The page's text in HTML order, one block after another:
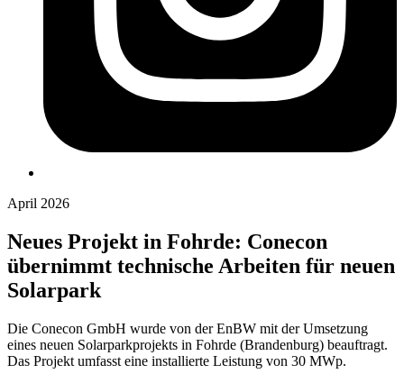
April 2026
Neues Projekt in Fohrde: Conecon
übernimmt technische Arbeiten für neuen
Solarpark
Die Conecon GmbH wurde von der EnBW mit der Umsetzung
eines neuen Solarparkprojekts in Fohrde (Brandenburg) beauftragt.
Das Projekt umfasst eine installierte Leistung von 30 MWp.